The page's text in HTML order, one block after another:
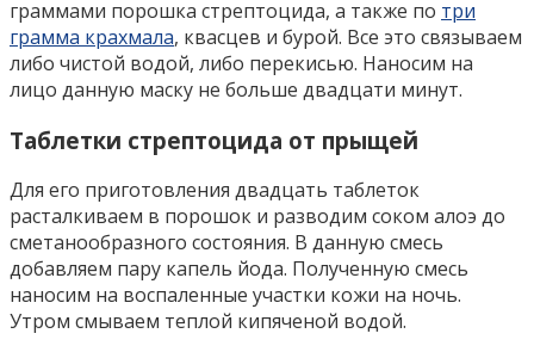
граммами порошка стрептоцида, а также по три
грамма крахмала, квасцев и бурой. Все это связываем
либо чистой водой, либо перекисью. Наносим на
лицо данную маску не больше двадцати минут.
Таблетки стрептоцида от прыщей
Для его приготовления двадцать таблеток
расталкиваем в порошок и разводим соком алоэ до
сметанообразного состояния. В данную смесь
добавляем пару капель йода. Полученную смесь
наносим на воспаленные участки кожи на ночь.
Утром смываем теплой кипяченой водой.